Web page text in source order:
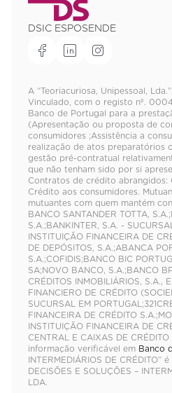
DSIC ESPOSENDE
A “Teoriacuriosa, Unipessoal,
Vinculado, com o registo nº.
Banco de Portugal para a
(Apresentação ou proposta de
consumidores ;Assistência a
realização de atos preparatórios
gestão pré-contratual
que não tenham sido por si
Contratos de crédito abrangidos:
Crédito aos consumidores.
mutuantes com quem mantém
BANCO SANTANDER TOTTA,
S.A.;BANKINTER, S.A. -
INSTITUIÇÃO FINANCEIRA DE
DE DEPÓSITOS, S.A.;ABANCA
S.A.;COFIDIS;BANCO BIC
SA;NOVO BANCO, S.A.;BANCO
CRÉDITOS INMOBILIÁRIOS, S.A.,
FINANCIERO DE CRÉDITO
SUCURSAL EM
FINANCEIRA DE CRÉDITO
INSTITUIÇÃO FINANCEIRA DE
CENTRAL E CAIXAS DE CRÉDITO
informação verificável em Banco
INTERMEDIÁRIOS DE CRÉDITO”
DECISÕES E SOLUÇÕES –
LDA.